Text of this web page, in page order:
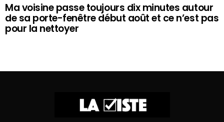
Ma voisine passe toujours dix minutes autour
de sa porte-fenêtre début août et ce n’est pas
pour la nettoyer